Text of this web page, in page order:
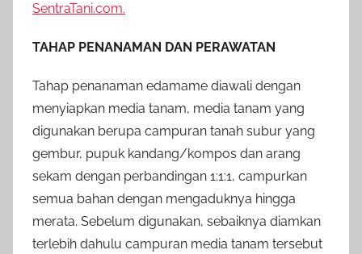
SentraTani.com.
TAHAP PENANAMAN DAN PERAWATAN
Tahap penanaman edamame diawali dengan
menyiapkan media tanam, media tanam yang
digunakan berupa campuran tanah subur yang
gembur, pupuk kandang/kompos dan arang
sekam dengan perbandingan 1:1:1, campurkan
semua bahan dengan mengaduknya hingga
merata. Sebelum digunakan, sebaiknya diamkan
terlebih dahulu campuran media tanam tersebut